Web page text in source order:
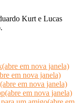
Kurt e Lucas
em nova janela)
em nova janela)
em nova janela)
em nova janela)